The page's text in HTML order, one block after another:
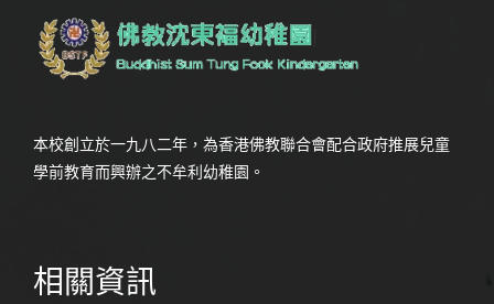
本校創立於一九八二年，為香港佛教聯合會配合政府推展兒童
學前教育而興辦之不牟利幼稚園。
相關資訊